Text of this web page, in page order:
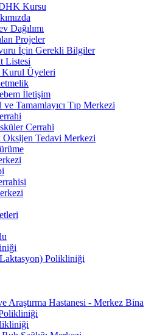
Kursu
Dağılımı
Projeler
İçin Gerekli Bilgiler
Listesi
Üyeleri
İletişim
ve Tamamlayıcı Tıp Merkezi
Cerrahi
Tedavi Merkezi
Polikliniği
Araştırma Hastanesi - Merkez Bina